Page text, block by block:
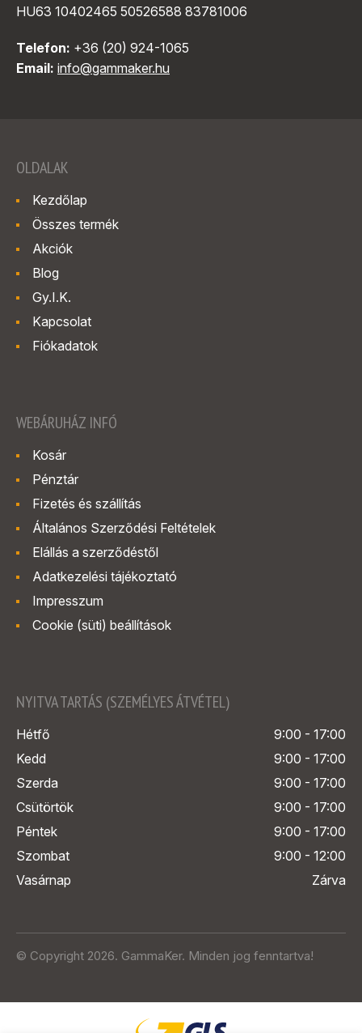
HU63 10402465 50526588 83781006
Telefon: +36 (20) 924-1065
Email: info@gammaker.hu
OLDALAK
Kezdőlap
Összes termék
Akciók
Blog
Gy.I.K.
Kapcsolat
Fiókadatok
WEBÁRUHÁZ INFÓ
Kosár
Pénztár
Fizetés és szállítás
Általános Szerződési Feltételek
Elállás a szerződéstől
Adatkezelési tájékoztató
Impresszum
Cookie (süti) beállítások
NYITVA TARTÁS (SZEMÉLYES ÁTVÉTEL)
Hétfő
9:00 - 17:00
Kedd
9:00 - 17:00
Szerda
9:00 - 17:00
Csütörtök
9:00 - 17:00
Péntek
9:00 - 17:00
Szombat
9:00 - 12:00
Vasárnap
Zárva
© Copyright 2026. GammaKer. Minden jog fenntartva!